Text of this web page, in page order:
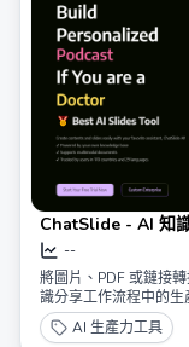
ChatSlide - AI 知
--
將圖片、PDF 或鏈接
識分享工作流程中的生
AI 生產力工具